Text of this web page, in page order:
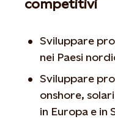
competitivi
Sviluppare
nei Paesi
Sviluppare
onshore,
in Europa e in